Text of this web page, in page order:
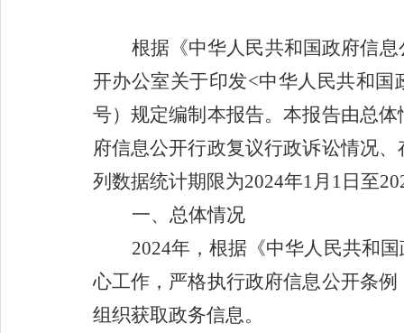
根据《中华人民共和国政府信
开办公室关于印发<中华人民共和国
号）规定编制本报告。本报告由总
府信息公开行政复议行政诉讼情况
列数据统计期限为2024年1月1日至
一、总体情况
2024年，根据《中华人民共和
心工作，严格执行政府信息公开条
组织获取政务信息。